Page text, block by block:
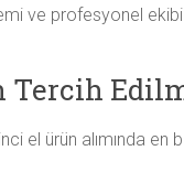
ve profesyonel
Tercih
el ürün alımında